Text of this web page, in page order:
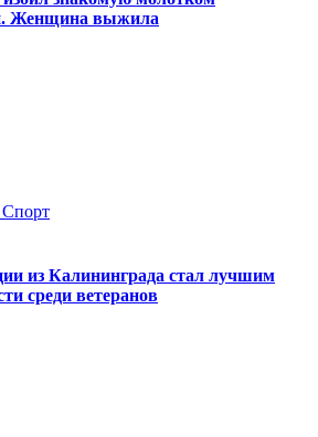
Женщина выжила
Спорт
из Калининграда стал лучшим
среди ветеранов